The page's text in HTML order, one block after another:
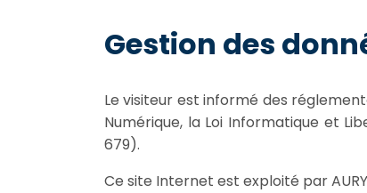
Gestion des
Le visiteur est informé des
Numérique, la Loi Informatique et
679).
Ce site Internet est exploité par